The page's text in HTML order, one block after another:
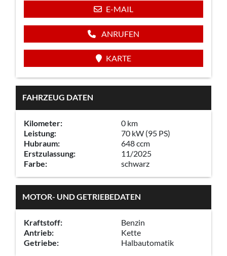
E-MAIL
ANRUFEN
KARTE
FAHRZEUG DATEN
Kilometer:
0 km
Leistung:
70 kW (95 PS)
Hubraum:
648 ccm
Erstzulassung:
11/2025
Farbe:
schwarz
MOTOR- UND GETRIEBEDATEN
Kraftstoff:
Benzin
Antrieb:
Kette
Getriebe:
Halbautomatik